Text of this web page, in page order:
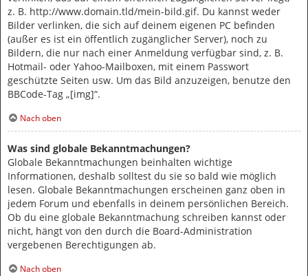
z. B. http://www.domain.tld/mein-bild.gif. Du kannst weder
Bilder verlinken, die sich auf deinem eigenen PC befinden
(außer es ist ein öffentlich zugänglicher Server), noch zu
Bildern, die nur nach einer Anmeldung verfügbar sind, z. B.
Hotmail- oder Yahoo-Mailboxen, mit einem Passwort
geschützte Seiten usw. Um das Bild anzuzeigen, benutze den
BBCode-Tag „[img]“.
Nach oben
Was sind globale Bekanntmachungen?
Globale Bekanntmachungen beinhalten wichtige
Informationen, deshalb solltest du sie so bald wie möglich
lesen. Globale Bekanntmachungen erscheinen ganz oben in
jedem Forum und ebenfalls in deinem persönlichen Bereich.
Ob du eine globale Bekanntmachung schreiben kannst oder
nicht, hängt von den durch die Board-Administration
vergebenen Berechtigungen ab.
Nach oben